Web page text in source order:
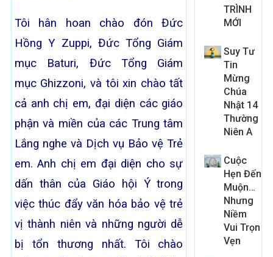
Tôi hân hoan chào đón Đức
Hồng Y Zuppi, Đức Tổng Giám
mục Baturi, Đức Tổng Giám
mục Ghizzoni, và tôi xin chào tất
cả anh chị em, đại diện các giáo
phận và miền của các Trung tâm
Lắng nghe và Dịch vụ Bảo vệ Trẻ
em. Anh chị em đại diện cho sự
dấn thân của Giáo hội Ý trong
việc thúc đẩy văn hóa bảo vệ trẻ
vị thành niên và những người dễ
bị tổn thương nhất. Tôi chào
TRÌNH
MỚI
Suy Tư
Tin
Mừng
Chúa
Nhật 14
Thường
Niên A
Cuộc
Hẹn Đến
Muộn…
Nhưng
Niềm
Vui Trọn
Vẹn